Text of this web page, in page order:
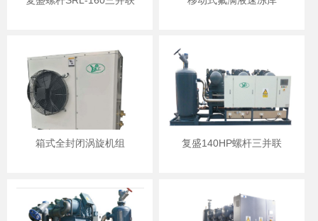
箱式全封闭涡旋机组 复盛140HP螺杆三并联